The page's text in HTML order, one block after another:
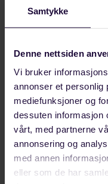
Samtykke
Denne nettsiden
Vi bruker
annonser et personlig
mediefunksjoner og
dessuten informasjon
vårt, med partnerne
annonsering og
med annen
eller som de har
positiv effekt
lenger i
langtidsfraværet.
selvforsterkende
motivert og vil
som har det bra
bidra til at